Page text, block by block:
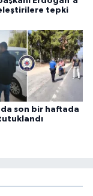
tepki
son bir haftada